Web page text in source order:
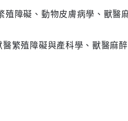
殖障礙、動物皮膚病學、獸醫
繁殖障礙與產科學、獸醫麻